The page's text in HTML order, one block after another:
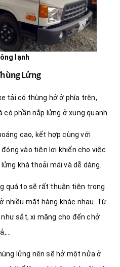
lạnh
Lửng
tải có thùng hở ở phía trên,
có phần nắp lửng ở xung quanh.
cao, kết hợp cùng với
vào tiện lợi khiến cho việc
khá thoải mái và dễ dàng.
quá to sẽ rất thuận tiện trong
nhiều mặt hàng khác nhau. Từ
sắt, xi măng cho đến chở
lửng nên sẽ hở một nửa ở